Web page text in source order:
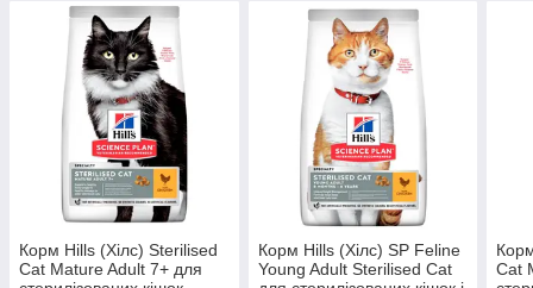
Корм Hills (Хілс) Sterilised
Cat Mature Adult 7+ для
Корм Hills (Хілс) SP Feline
Young Adult Sterilised Cat
Cat